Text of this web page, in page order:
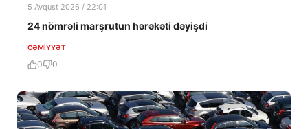
5 Avqust 2026 / 22:01
24 nömrəli marşrutun hərəkəti dəyişdi
CƏMIYYƏT
0 0